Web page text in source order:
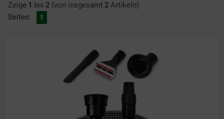
Zeige 1 bis 2 (von insgesamt 2 Artikeln)
Seiten:
1